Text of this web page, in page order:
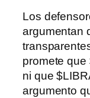
Los
argumentan
promete
ni que
argumento